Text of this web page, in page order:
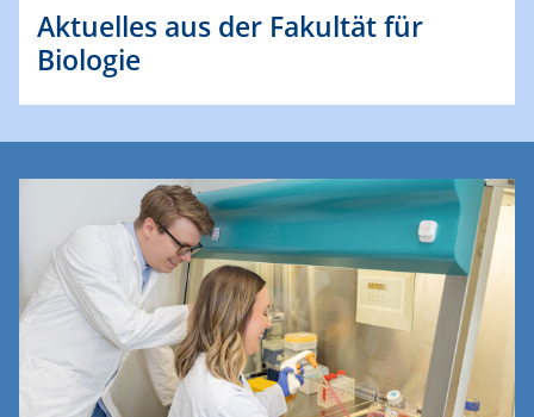
Aktuelles aus der Fakultät für
Biologie